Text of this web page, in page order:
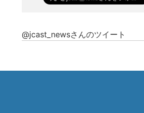
@jcast_newsさんのツイート